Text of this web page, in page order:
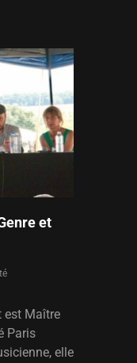
et
est Maître
Paris
elle